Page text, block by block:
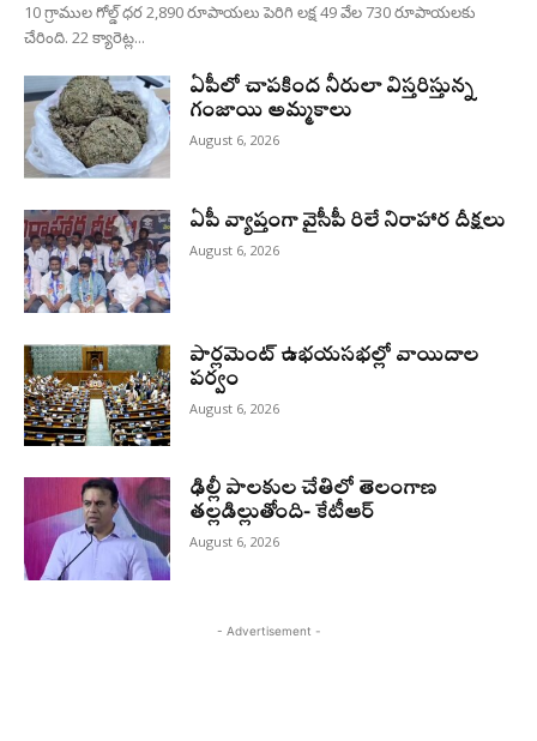
10 గ్రాముల గోల్డ్‌ ధర 2,890 రూపాయలు పెరిగి లక్ష 49 వేల 730 రూపాయలకు
చేరింది. 22 క్యారెట్ల...
ఏపీలో చాపకింద నీరులా విస్తరిస్తున్న
గంజాయి అమ్మకాలు
August 6, 2026
ఏపీ వ్యాప్తంగా వైసీపీ రిలే నిరాహార దీక్షలు
August 6, 2026
పార్లమెంట్ ఉభయసభల్లో వాయిదాల
పర్వం
August 6, 2026
ఢిల్లీ పాలకుల చేతిలో తెలంగాణ
తల్లడిల్లుతోంది- కేటీఆర్
August 6, 2026
- Advertisement -